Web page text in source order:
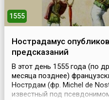
1555
Нострадамус
предсказаний
В этот день 1555 года (по
месяца позднее)
Нострдам (фр. Michel de
известный под